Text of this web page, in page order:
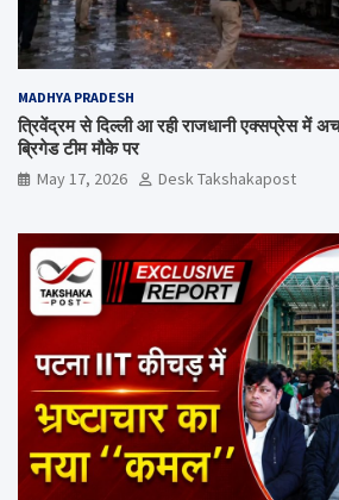
MADHYA PRADESH
त्रिवेंद्रम से दिल्ली आ रही राजधानी एक्सप्रेस में
ब्रिगेड टीम मौके पर
May 17, 2026 Desk Takshakapost